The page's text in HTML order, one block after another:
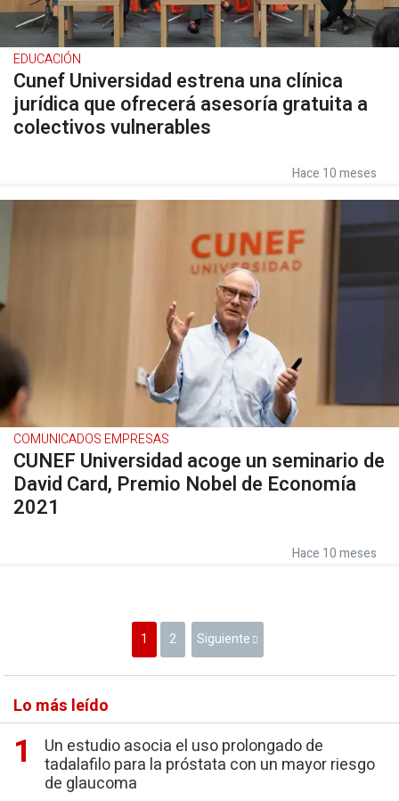
EDUCACIÓN
Cunef Universidad estrena una clínica
jurídica que ofrecerá asesoría gratuita a
colectivos vulnerables
Hace 10 meses
COMUNICADOS EMPRESAS
CUNEF Universidad acoge un seminario de
David Card, Premio Nobel de Economía
2021
Hace 10 meses
1 2 Siguiente
Lo más leído
Un estudio asocia el uso prolongado de
tadalafilo para la próstata con un mayor riesgo
de glaucoma